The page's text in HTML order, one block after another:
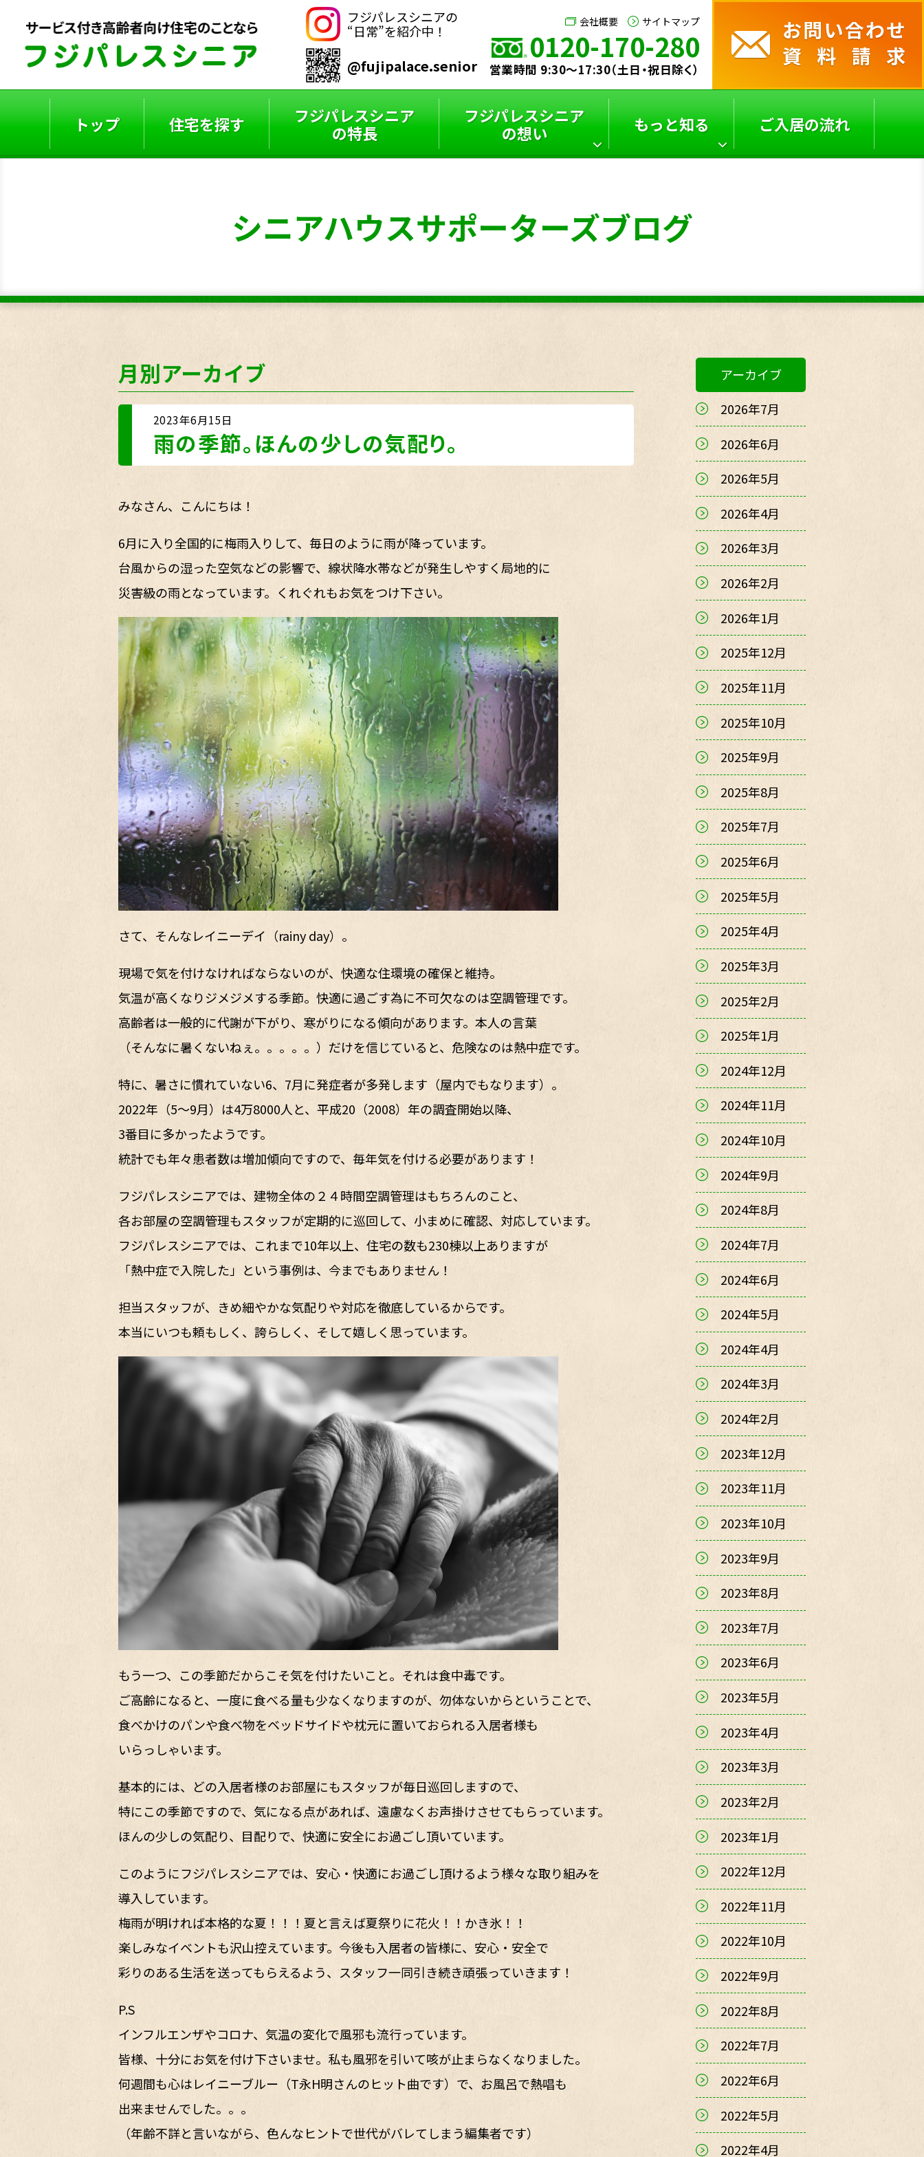
フジパレスシニアの
“日常”を紹介中！
@fujipalace.senior
会社概要 サイトマップ
0120-170-280
営業時間 9:30～17:30（土日・祝日除く）
トップ 住宅を探す
フジパレスシニア
の特長
フジパレスシニア
の想い
サポーターズブログ
特選コラム
もっと知る
スタッフインタビュー
フジパレスシニアと
は？
サービス付き高齢者向
け
住宅の選び方
ご入居の流れ
シニアハウスサポーターズブログ
月別アーカイブ
2023年6月15日
雨の季節。ほんの少しの気配り。
みなさん、こんにちは！
6月に入り全国的に梅雨入りして、毎日のように雨が降っています。
台風からの湿った空気などの影響で、線状降水帯などが発生しやすく局地的に
災害級の雨となっています。くれぐれもお気をつけ下さい。
さて、そんなレイニーデイ（rainy day）。
現場で気を付けなければならないのが、快適な住環境の確保と維持。
気温が高くなりジメジメする季節。快適に過ごす為に不可欠なのは空調管理です。
高齢者は一般的に代謝が下がり、寒がりになる傾向があります。本人の言葉
（そんなに暑くないねぇ。。。。。）だけを信じていると、危険なのは熱中症です。
特に、暑さに慣れていない6、7月に発症者が多発します（屋内でもなります）。
2022年（5～9月）は4万8000人と、平成20（2008）年の調査開始以降、
3番目に多かったようです。
統計でも年々患者数は増加傾向ですので、毎年気を付ける必要があります！
フジパレスシニアでは、建物全体の２４時間空調管理はもちろんのこと、
各お部屋の空調管理もスタッフが定期的に巡回して、小まめに確認、対応しています。
フジパレスシニアでは、これまで10年以上、住宅の数も230棟以上ありますが
「熱中症で入院した」という事例は、今までもありません！
担当スタッフが、きめ細やかな気配りや対応を徹底しているからです。
本当にいつも頼もしく、誇らしく、そして嬉しく思っています。
もう一つ、この季節だからこそ気を付けたいこと。それは食中毒です。
ご高齢になると、一度に食べる量も少なくなりますのが、勿体ないからということで、
食べかけのパンや食べ物をベッドサイドや枕元に置いておられる入居者様も
いらっしゃいます。
基本的には、どの入居者様のお部屋にもスタッフが毎日巡回しますので、
特にこの季節ですので、気になる点があれば、遠慮なくお声掛けさせてもらっています。
ほんの少しの気配り、目配りで、快適に安全にお過ごし頂いています。
このようにフジパレスシニアでは、安心・快適にお過ごし頂けるよう様々な取り組みを
導入しています。
梅雨が明ければ本格的な夏！！！夏と言えば夏祭りに花火！！かき氷！！
楽しみなイベントも沢山控えています。今後も入居者の皆様に、安心・安全で
彩りのある生活を送ってもらえるよう、スタッフ一同引き続き頑張っていきます！
P.S
インフルエンザやコロナ、気温の変化で風邪も流行っています。
皆様、十分にお気を付け下さいませ。私も風邪を引いて咳が止まらなくなりました。
何週間も心はレイニーブルー（T永H明さんのヒット曲です）で、お風呂で熱唱も
出来ませんでした。。。
（年齢不詳と言いながら、色んなヒントで世代がバレてしまう編集者です）
アーカイブ
2026年7月
2026年6月
2026年5月
2026年4月
2026年3月
2026年2月
2026年1月
2025年12月
2025年11月
2025年10月
2025年9月
2025年8月
2025年7月
2025年6月
2025年5月
2025年4月
2025年3月
2025年2月
2025年1月
2024年12月
2024年11月
2024年10月
2024年9月
2024年8月
2024年7月
2024年6月
2024年5月
2024年4月
2024年3月
2024年2月
2023年12月
2023年11月
2023年10月
2023年9月
2023年8月
2023年7月
2023年6月
2023年5月
2023年4月
2023年3月
2023年2月
2023年1月
2022年12月
2022年11月
2022年10月
2022年9月
2022年8月
2022年7月
2022年6月
2022年5月
2022年4月